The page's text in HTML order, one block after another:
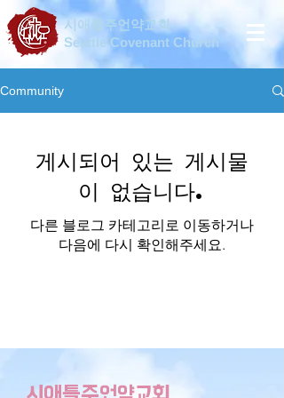
시애틀주언약교회
Seattle Covenant Church
Community
게시되어 있는 게시물
이 없습니다.
다른 블로그 카테고리로 이동하거나
다음에 다시 확인해주세요.